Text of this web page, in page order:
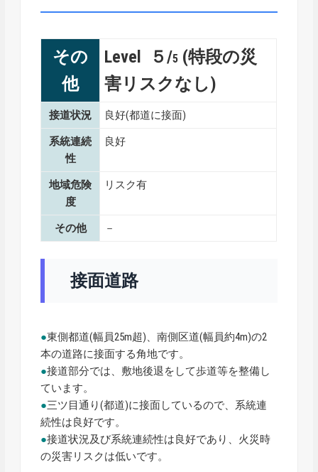
その
他
Level ５/5 (特段の災
害リスクなし)
接道状況 良好(都道に接面)
系統連続
性
良好
地域危険
度
リスク有
その他 －
接面道路
●東側都道(幅員25m超)、南側区道(幅員約4m)の2
本の道路に接面する角地です。
●接道部分では、敷地後退をして歩道等を整備し
ています。
●三ツ目通り(都道)に接面しているので、系統連
続性は良好です。
●接道状況及び系統連続性は良好であり、火災時
の災害リスクは低いです。